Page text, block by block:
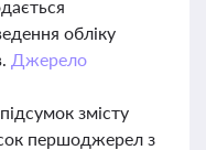
обліку
Джерело
змісту
першоджерел з